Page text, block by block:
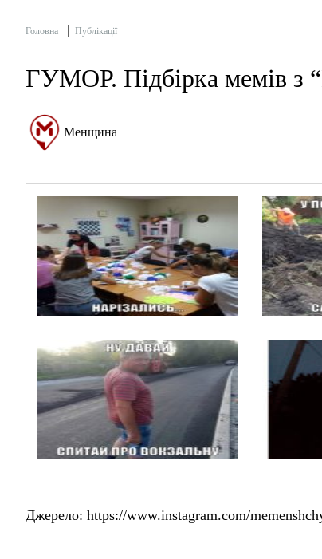
Головна Публікації
ГУМОР. Підбірка мемів
Менщина
Джерело: https://www.instagram.com/